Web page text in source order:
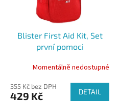
Blister First Aid Kit, Set
první pomoci
Momentálně nedostupné
355 Kč bez DPH
429 Kč DETAIL